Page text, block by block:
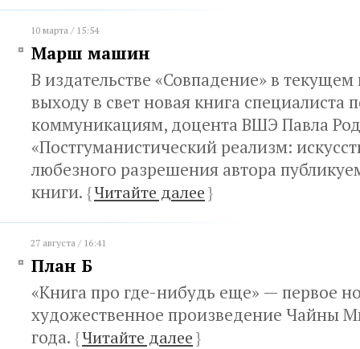
10 марта / 15:54
Марш машин
В издательстве «Совпадение» в текущем
выходу в свет новая книга специалиста
коммуникациям, доцента ВШЭ Павла
«Постгуманистический реализм:
любезного разрешения автора
книги. {Читайте далее}
27 августа / 16:41
План Б
«Книга про где-нибудь еще» — первое
художественное произведение Чайны
года. {Читайте далее}